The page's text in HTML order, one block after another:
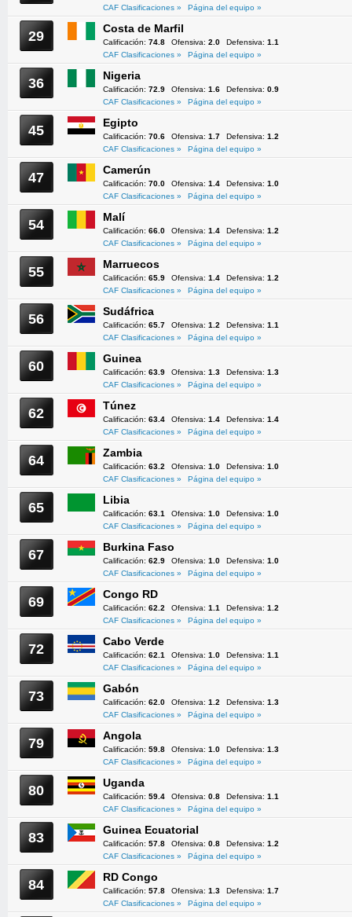
CAF Clasificaciones »
Página del equipo »
29 Costa de Marfil
Calificación: 74.8 Ofensiva: 2.0 Defensiva: 1.1
CAF Clasificaciones »
Página del equipo »
36 Nigeria
Calificación: 72.9 Ofensiva: 1.6 Defensiva: 0.9
CAF Clasificaciones »
Página del equipo »
45 Egipto
Calificación: 70.6 Ofensiva: 1.7 Defensiva: 1.2
CAF Clasificaciones »
Página del equipo »
47 Camerún
Calificación: 70.0 Ofensiva: 1.4 Defensiva: 1.0
CAF Clasificaciones »
Página del equipo »
54 Malí
Calificación: 66.0 Ofensiva: 1.4 Defensiva: 1.2
CAF Clasificaciones »
Página del equipo »
55 Marruecos
Calificación: 65.9 Ofensiva: 1.4 Defensiva: 1.2
CAF Clasificaciones »
Página del equipo »
56 Sudáfrica
Calificación: 65.7 Ofensiva: 1.2 Defensiva: 1.1
CAF Clasificaciones »
Página del equipo »
60 Guinea
Calificación: 63.9 Ofensiva: 1.3 Defensiva: 1.3
CAF Clasificaciones »
Página del equipo »
62 Túnez
Calificación: 63.4 Ofensiva: 1.4 Defensiva: 1.4
CAF Clasificaciones »
Página del equipo »
64 Zambia
Calificación: 63.2 Ofensiva: 1.0 Defensiva: 1.0
CAF Clasificaciones »
Página del equipo »
65 Libia
Calificación: 63.1 Ofensiva: 1.0 Defensiva: 1.0
CAF Clasificaciones »
Página del equipo »
67 Burkina Faso
Calificación: 62.9 Ofensiva: 1.0 Defensiva: 1.0
CAF Clasificaciones »
Página del equipo »
69 Congo RD
Calificación: 62.2 Ofensiva: 1.1 Defensiva: 1.2
CAF Clasificaciones »
Página del equipo »
72 Cabo Verde
Calificación: 62.1 Ofensiva: 1.0 Defensiva: 1.1
CAF Clasificaciones »
Página del equipo »
73 Gabón
Calificación: 62.0 Ofensiva: 1.2 Defensiva: 1.3
CAF Clasificaciones »
Página del equipo »
79 Angola
Calificación: 59.8 Ofensiva: 1.0 Defensiva: 1.3
CAF Clasificaciones »
Página del equipo »
80 Uganda
Calificación: 59.4 Ofensiva: 0.8 Defensiva: 1.1
CAF Clasificaciones »
Página del equipo »
83 Guinea Ecuatorial
Calificación: 57.8 Ofensiva: 0.8 Defensiva: 1.2
CAF Clasificaciones »
Página del equipo »
84 RD Congo
Calificación: 57.8 Ofensiva: 1.3 Defensiva: 1.7
CAF Clasificaciones »
Página del equipo »